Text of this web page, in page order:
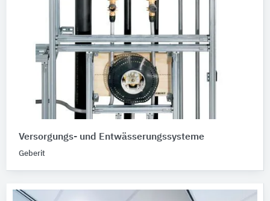
Versorgungs- und Entwässerungssysteme
Geberit